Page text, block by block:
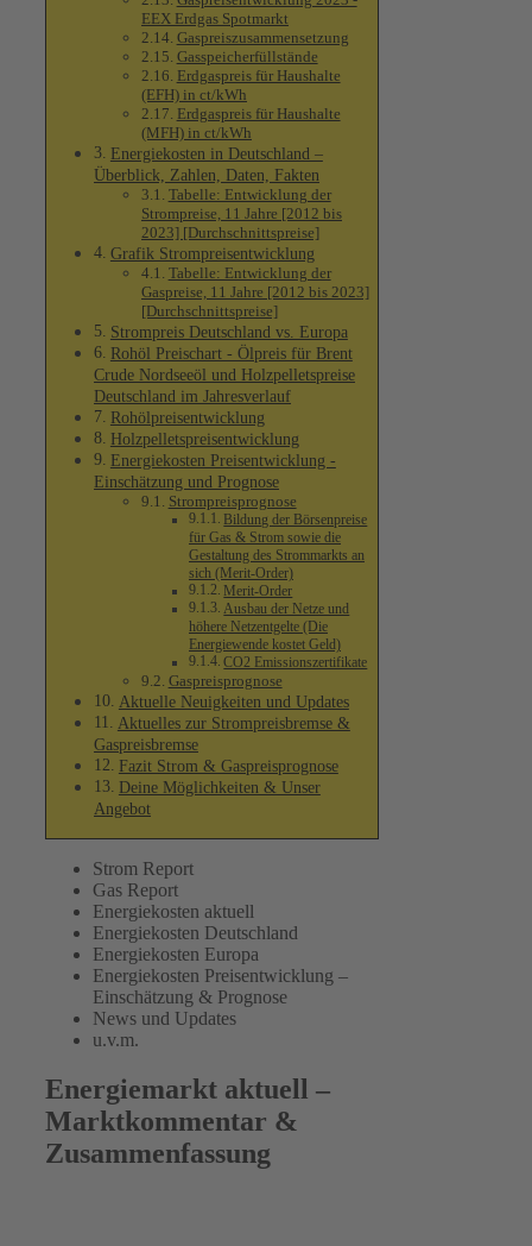
EEX Erdgas Spotmarkt
Gaspreiszusammensetzung
Gasspeicherfüllstände
Erdgaspreis für Haushalte
(EFH) in ct/kWh
Erdgaspreis für Haushalte
(MFH) in ct/kWh
Energiekosten in Deutschland –
Überblick, Zahlen, Daten, Fakten
Tabelle: Entwicklung der
Strompreise, 11 Jahre [2012 bis
2023] [Durchschnittspreise]
Grafik Strompreisentwicklung
Tabelle: Entwicklung der
Gaspreise, 11 Jahre [2012 bis 2023]
[Durchschnittspreise]
Strompreis Deutschland vs. Europa
Rohöl Preischart - Ölpreis für Brent
Crude Nordseeöl und Holzpelletspreise
Deutschland im Jahresverlauf
Rohölpreisentwicklung
Holzpelletspreisentwicklung
Energiekosten Preisentwicklung -
Einschätzung und Prognose
Strompreisprognose
Bildung der Börsenpreise
für Gas & Strom sowie die
Gestaltung des Strommarkts an
sich (Merit-Order)
Merit-Order
Ausbau der Netze und
höhere Netzentgelte (Die
Energiewende kostet Geld)
CO2 Emissionszertifikate
Gaspreisprognose
Aktuelle Neuigkeiten und Updates
Aktuelles zur Strompreisbremse &
Gaspreisbremse
Fazit Strom & Gaspreisprognose
Deine Möglichkeiten & Unser
Angebot
Strom Report
Gas Report
Energiekosten aktuell
Energiekosten Deutschland
Energiekosten Europa
Energiekosten Preisentwicklung –
Einschätzung & Prognose
News und Updates
u.v.m.
Energiemarkt aktuell –
Marktkommentar &
Zusammenfassung